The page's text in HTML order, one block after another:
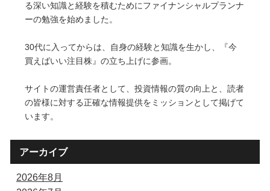
る深い知識と経験を積むためにファイナンシャルプランナ
ーの勉強を始めました。
30代に入ってからは、自身の経験と知識を生かし、『今
買えばいい注目株』の立ち上げに参画。
サイトの運営責任者として、投資情報の質の向上と、読者
の皆様に対する正確な情報提供をミッションとして掲げて
います。
アーカイブ
2026年8月